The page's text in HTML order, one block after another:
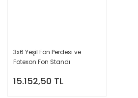
3x6 Yeşil Fon Perdesi ve
Fotexon Fon Standı
15.152,50 TL